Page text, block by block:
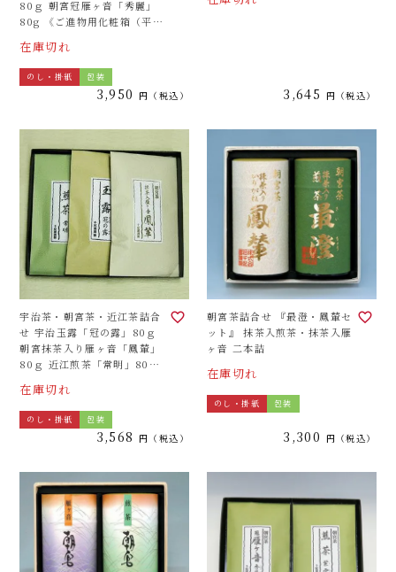
80ｇ 朝宮冠雁ヶ音「秀麗」
80g 《ご進物用化粧箱（平ケ
在庫切れ
のし・掛紙 包装
3,950 税込 3,645 税込
宇治茶・朝宮茶・近江茶詰合
せ 宇治玉露「冠の露」80ｇ
朝宮抹茶入り雁ヶ音「鳳輦」
80ｇ 近江煎茶「常明」80ｇ
ス）3袋詰合せ》
在庫切れ
のし・掛紙 包装
3,568 税込
朝宮茶詰合せ 『最澄・鳳輦セ
ット』 抹茶入煎茶・抹茶入雁
ヶ音 二本詰
在庫切れ
のし・掛紙 包装
3,300 税込